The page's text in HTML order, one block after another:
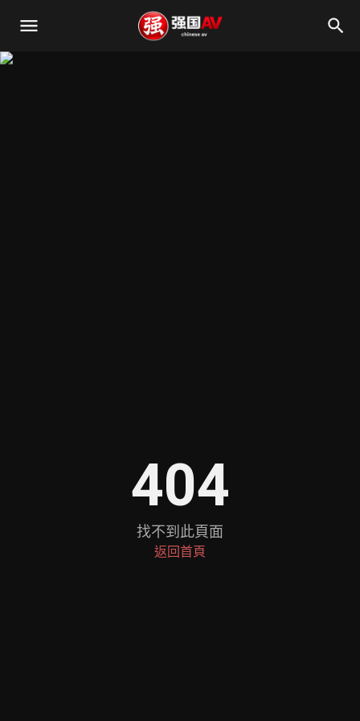
404
找不到此頁面
返回首頁